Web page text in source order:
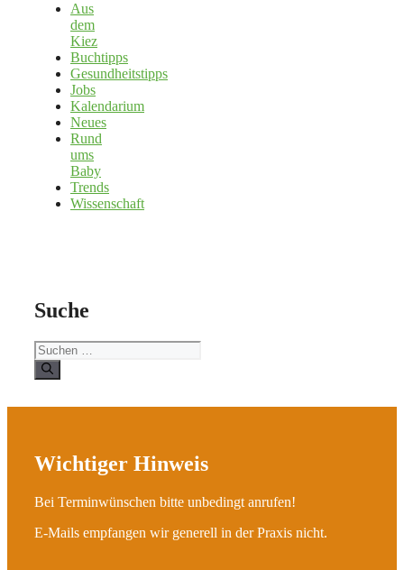
Aus
dem
Kiez
Buchtipps
Gesundheitstipps
Jobs
Kalendarium
Neues
Rund
ums
Baby
Trends
Wissenschaft
Suche
Suchen
nach:
Wichtiger Hinweis
Bei Terminwünschen bitte unbedingt anrufen!
E-Mails empfangen wir generell in der Praxis nicht.